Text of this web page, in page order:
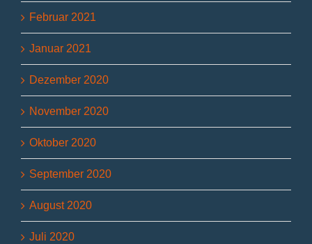
Februar 2021
Januar 2021
Dezember 2020
November 2020
Oktober 2020
September 2020
August 2020
Juli 2020